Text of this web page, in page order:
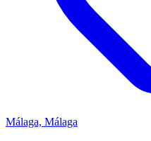
Málaga, Málaga